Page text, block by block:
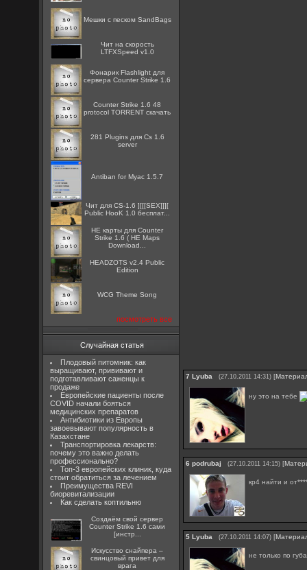
Мешки с песком SandBags
Чит на скорость
LTFXSpeed v1.0
Фонарик Flashlight для
сервера Counter Strike 1.6
Counter Strike 1.6 48
protocol TORRENT скачать
281 Plugins для Cs 1.6
server
Antiban for Myac 1.5.7
Чит для CS-1.6 ][[[SEX]]][
Public HooK 1.0 бесплат...
HE карты для Counter
Strike 1.6 ( HE Maps
Download...
HEADZOTS v2.4 Public
Edition
WCG Theme Song
посмотреть все
Случайная статья
Плодовый питомник: как
выращивают, прививают и
подготавливают саженцы к
продаже
Европейские пациенты после
COVID начали бояться
медицинских препаратов
Антибиотики из Европы
завоевывают популярность в
Казахстане
Транспортировка лекарств:
почему это важно делать
профессионально?
Топ-3 европейских клиник, куда
стоит обратиться за лечением
Преимущества REVI
биоревитализации
Как сделать коптильню
Создаём свой сервер
Counter Strike 1.6 сами
[инстр...
Искусство снайпера –
свинцовый привет для
врага
7 Lyuba (27.10.2011 14:31) [
ну это на тебе
6 podrubaj (27.10.2011 14:15) [
кр4 найти и
5 Lyuba (27.10.2011 14:07) [
не только по